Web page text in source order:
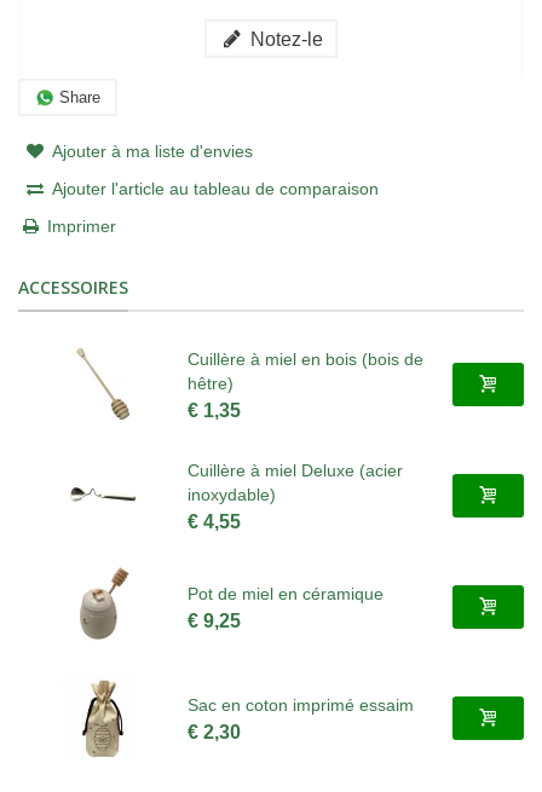
Notez-le
Share
Ajouter à ma liste d'envies
Ajouter l'article au tableau de comparaison
Imprimer
ACCESSOIRES
Cuillère à miel en bois (bois de
hêtre)
€ 1,35
Cuillère à miel Deluxe (acier
inoxydable)
€ 4,55
Pot de miel en céramique
€ 9,25
Sac en coton imprimé essaim
€ 2,30